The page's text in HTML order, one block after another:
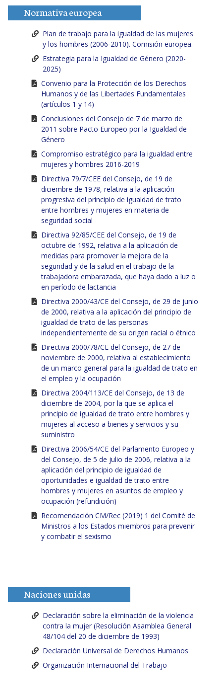
Normativa europea
Plan de trabajo para la igualdad de las mujeres
y los hombres (2006-2010). Comisión europea.
Estrategia para la Igualdad de Género (2020-
2025)
Convenio para la Protección de los Derechos
Humanos y de las Libertades Fundamentales
(artículos 1 y 14)
Conclusiones del Consejo de 7 de marzo de
2011 sobre Pacto Europeo por la Igualdad de
Género
Compromiso estratégico para la igualdad entre
mujeres y hombres 2016-2019
Directiva 79/7/CEE del Consejo, de 19 de
diciembre de 1978, relativa a la aplicación
progresiva del principio de igualdad de trato
entre hombres y mujeres en materia de
seguridad social
Directiva 92/85/CEE del Consejo, de 19 de
octubre de 1992, relativa a la aplicación de
medidas para promover la mejora de la
seguridad y de la salud en el trabajo de la
trabajadora embarazada, que haya dado a luz o
en período de lactancia
Directiva 2000/43/CE del Consejo, de 29 de junio
de 2000, relativa a la aplicación del principio de
igualdad de trato de las personas
independientemente de su origen racial o étnico
Directiva 2000/78/CE del Consejo, de 27 de
noviembre de 2000, relativa al establecimiento
de un marco general para la igualdad de trato en
el empleo y la ocupación
Directiva 2004/113/CE del Consejo, de 13 de
diciembre de 2004, por la que se aplica el
principio de igualdad de trato entre hombres y
mujeres al acceso a bienes y servicios y su
suministro
Directiva 2006/54/CE del Parlamento Europeo y
del Consejo, de 5 de julio de 2006, relativa a la
aplicación del principio de igualdad de
oportunidades e igualdad de trato entre
hombres y mujeres en asuntos de empleo y
ocupación (refundición)
Recomendación CM/Rec (2019) 1 del Comité de
Ministros a los Estados miembros para prevenir
y combatir el sexismo
Naciones unidas
Declaración sobre la eliminación de la violencia
contra la mujer (Resolución Asamblea General
48/104 del 20 de diciembre de 1993)
Declaración Universal de Derechos Humanos
Organización Internacional del Trabajo